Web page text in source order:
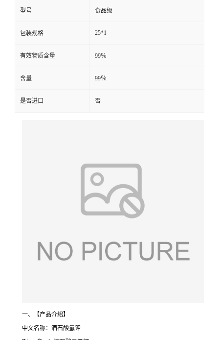
型号 食品级
包装规格 25*1
有效物质含量 99％
含量 99％
是否进口 否
一、【产品介绍】
中文名称：酒石酸氢钾